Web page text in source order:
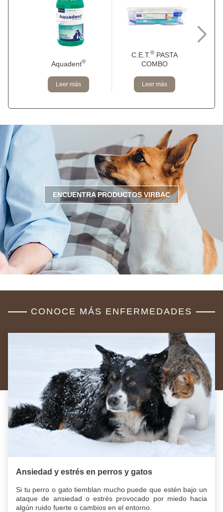
Aquadent®
Leer más
C.E.T.® PASTA
COMBO
Leer más
ENCUENTRA PRODUCTOS VIRBAC
CONOCE MÁS ENFERMEDADES
Ansiedad y estrés en perros y gatos
Si tu perro o gato tiemblan mucho puede que estén bajo un
ataque de ansiedad o estrés provocado por miedo hacia
algún ruido fuerte o cambios en el entorno.